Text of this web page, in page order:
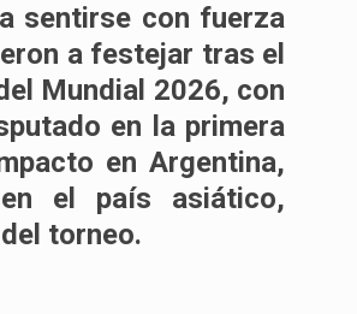
sentirse con fuerza
a festejar tras el
Mundial 2026, con
en la primera
en Argentina,
el país asiático,
torneo.